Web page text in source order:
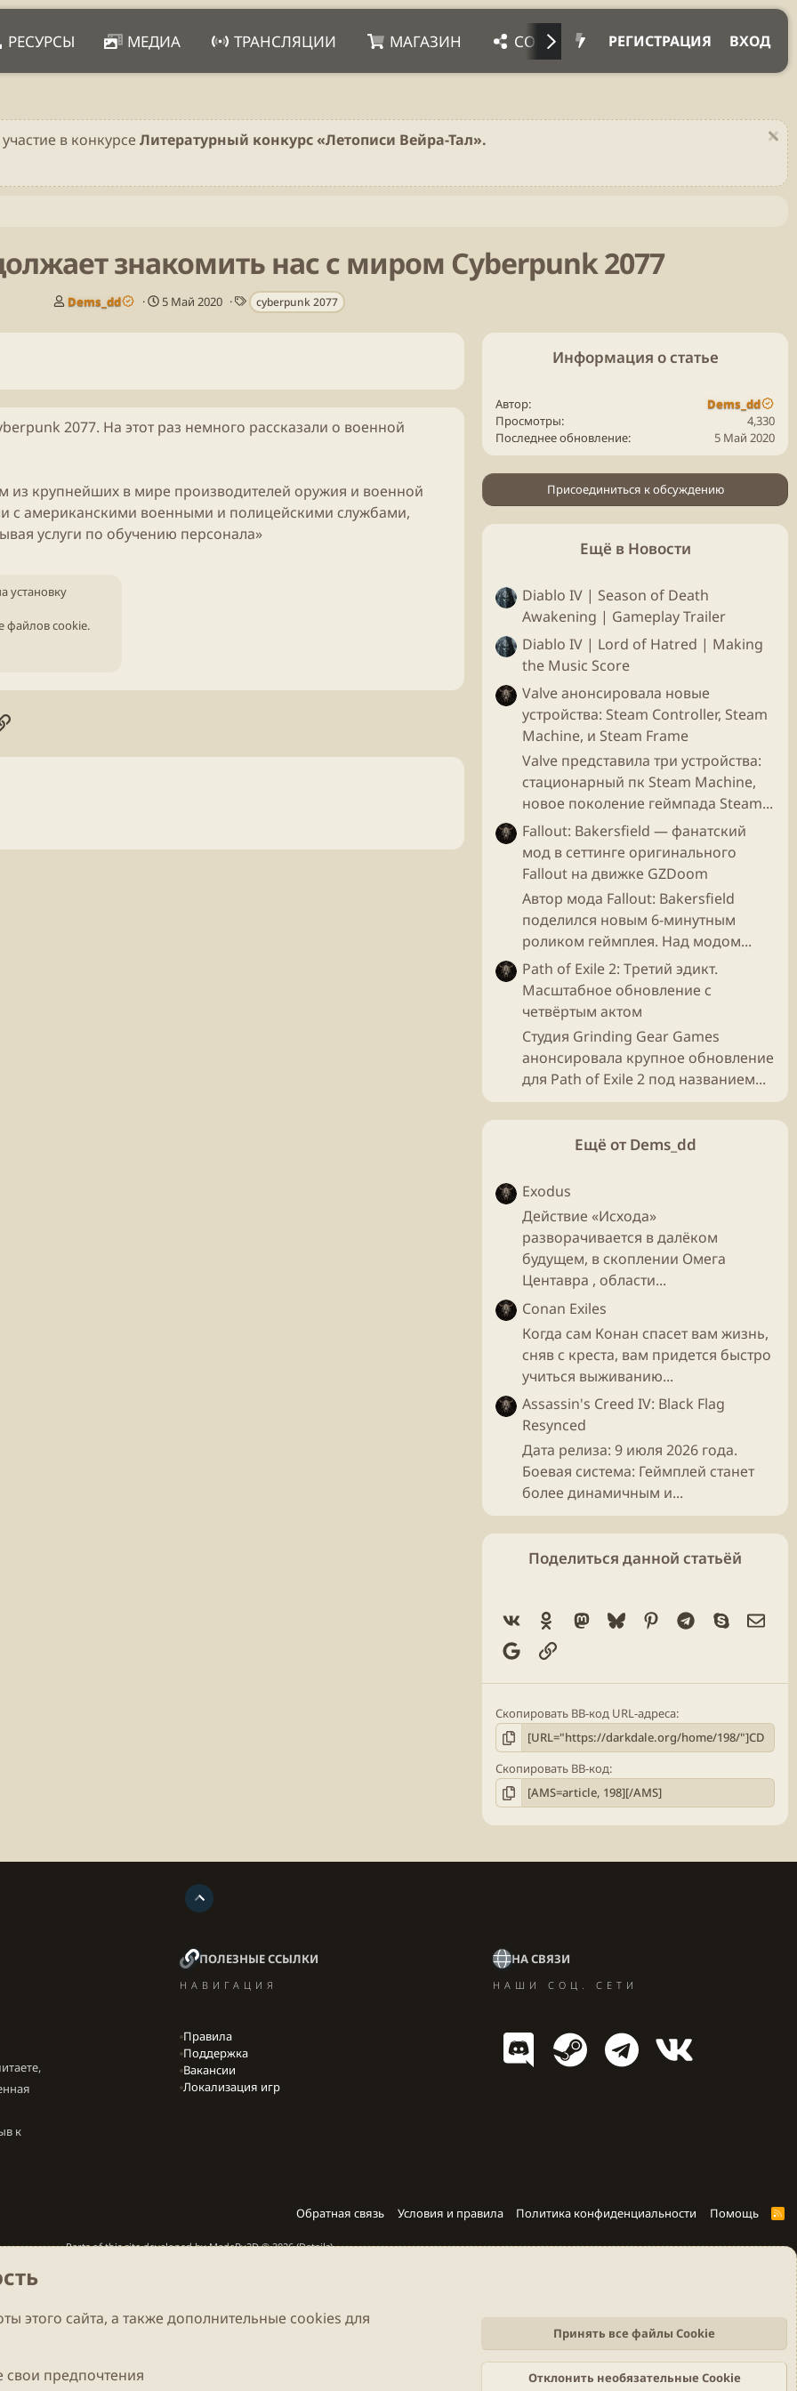
РЕСУРСЫ МЕДИА ТРАНСЛЯЦИИ МАГАЗИН СОЦ. СЕТИ ПРОЧЕЕ ВХОД
РЕГИСТРАЦИЯ
в конкурсе Литературный конкурс «Летописи Вейра-Тал».
знакомить нас с миром Cyberpunk 2077
А
т
Dems_dd
Д
т
и
и
и
5 Май 2020
Т
е
г
cyberpunk 2077
2077. На этот раз немного рассказали о военной
из крупнейших в мире производителей оружия и военной
с американскими военными и полицейскими службами,
услуги по обучению персонала»
установку
файлов cookie.
почта
Ссылка
Информация о статье
Автор
Dems_dd
Просмотры
4,330
Последнее обновление
5 Май 2020
Присоединиться к обсуждению
Ещё в Новости
Diablo IV | Season of Death
Awakening | Gameplay Trailer
Diablo IV | Lord of Hatred | Making
the Music Score
Valve анонсировала новые
устройства: Steam Controller, Steam
Machine, и Steam Frame
Valve представила три устройства:
стационарный пк Steam Machine,
новое поколение геймпада Steam...
Fallout: Bakersfield — фанатский
мод в сеттинге оригинального
Fallout на движке GZDoom
Автор мода Fallout: Bakersfield
поделился новым 6-минутным
роликом геймплея. Над модом...
Path of Exile 2: Третий эдикт.
Масштабное обновление с
четвёртым актом
Студия Grinding Gear Games
анонсировала крупное обновление
для Path of Exile 2 под названием...
Ещё от Dems_dd
Exodus
Действие «Исхода»
разворачивается в далёком
будущем, в скоплении Омега
Центавра , области...
Conan Exiles
Когда сам Конан спасет вам жизнь,
сняв с креста, вам придется быстро
учиться выживанию...
Assassin's Creed IV: Black Flag
Resynced
Дата релиза: 9 июля 2026 года.
Боевая система: Геймплей станет
более динамичным и...
Поделиться данной статьёй
Ok Mastodon
BlueskyPinterestTelegram
Skype
GoogleСсылка
Скопировать BB-код URL-адреса
Скопировать BB-код
к
ПОЛЕЗНЫЕ ССЫЛКИ
НАВИГАЦИЯ
Правила
Поддержка
Вакансии
Локализация игр
НА СВЯЗИ
НАШИ СОЦ. СЕТИ
Обратная связь Условия и правила Политика конфиденциальности Помощь
R
Parts of this site developed byMadeBy2D© 2026 (Details)
этого сайта, а также дополнительные cookies для
предпочтения
Принять все файлы Cookie
Отклонить необязательные Cookie